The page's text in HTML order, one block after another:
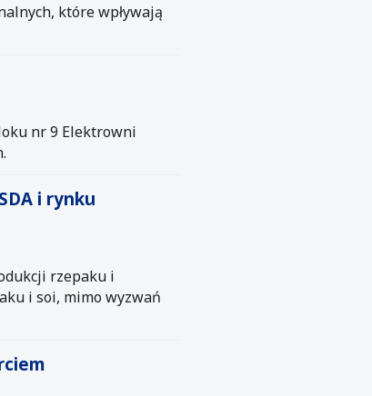
które wpływają
nr 9 Elektrowni
i rynku
rzepaku i
i soi, mimo wyzwań